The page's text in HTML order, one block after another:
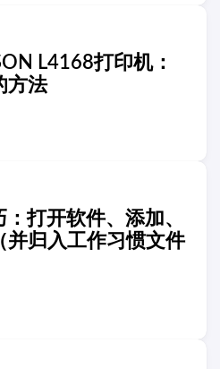
L4168打印机：
方法
打开软件、添加、
并归入工作习惯文件